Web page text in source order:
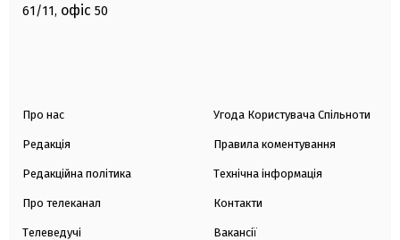
61/11, офіс 50
Про нас
Редакція
Редакційна політика
Про телеканал
Телеведучі
Угода Користувача Спільноти
Правила коментування
Технічна інформація
Контакти
Вакансії